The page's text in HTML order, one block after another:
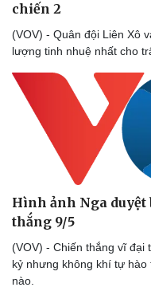
Văn hóa
Sân khấu - Điện ảnh
Văn học
Âm nhạc
chiến 2
(VOV) - Quân đội Liên Xô
lượng tinh nhuệ nhất cho
Hình ảnh Nga
thắng 9/5
(VOV) - Chiến thắng vĩ
kỷ nhưng không khí tự
nào.